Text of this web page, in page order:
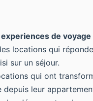
experiences de voyage
locations qui
sur un séjour.
qui ont
leur